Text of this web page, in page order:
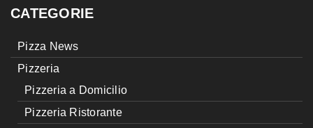
CATEGORIE
Pizza News
Pizzeria
Pizzeria a Domicilio
Pizzeria Ristorante